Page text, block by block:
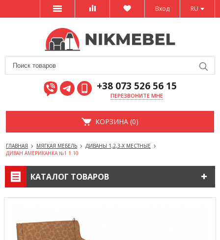
RU
Вход
+38 073 526 56 15
ПЕРЕЗВОНИТЕ МНЕ
КОРЗИНА (0)
ГЛАВНАЯ МЯГКАЯ МЕБЕЛЬ
ДИВАНЫ 1,2,3-Х МЕСТНЫЕ
ДИВАН АМЕРИКАНКА №1 1.10
КАТАЛОГ ТОВАРОВ